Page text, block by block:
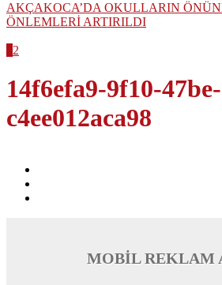
AKÇAKOCA’DA OKULLARIN
ÖNLEMLERİ ARTIRILDI
2
14f6efa9-9f10-
c4ee012aca98
MOBİL REKLAM